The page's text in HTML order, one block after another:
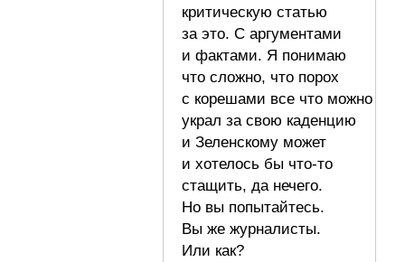
критическую статью
за это. С аргументами
и фактами. Я понимаю
что сложно, что порох
с корешами все что можно
украл за свою каденцию
и Зеленскому может
и хотелось бы что-то
стащить, да нечего.
Но вы попытайтесь.
Вы же журналисты.
Или как?